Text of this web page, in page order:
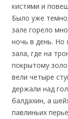
кистями и
Было уже
зале горело
ночь в день. Но
зала, где на
покрытому
вели четыре
держали над
балдахин, а
павлиньих